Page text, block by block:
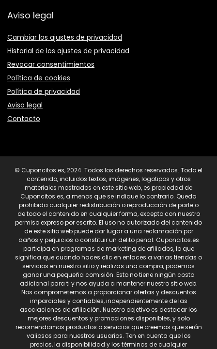
Aviso legal
Cambiar los ajustes de privacidad
Historial de los ajustes de privacidad
Revocar consentimientos
Política de cookies
Política de privacidad
Aviso legal
Contacto
© Cuponcitos.es, 2024. Todos los derechos reservados. Todo el
contenido, incluidos textos, imágenes, logotipos y otros
materiales mostrados en este sitio web, es propiedad de
Cuponcitos.es, a menos que se indique lo contrario. Queda
prohibida cualquier redistribución o reproducción de parte o
de todo el contenido en cualquier forma, excepto con nuestro
permiso expreso por escrito. El uso no autorizado del contenido
de este sitio web puede dar lugar a una reclamación por
daños y perjuicios o constituir un delito penal. Cuponcitos.es
participa en programas de marketing de afiliados, lo que
significa que cuando haces clic en enlaces a varias tiendas o
servicios en nuestro sitio y realizas una compra, podemos
ganar una pequeña comisión. Esto no tiene ningún costo
adicional para ti y nos ayuda a mantener nuestro sitio web.
Nos comprometemos a proporcionar ofertas y descuentos
imparciales y confiables, independientemente de las
asociaciones de afiliación. Nuestro objetivo es destacar los
mejores descuentos y promociones disponibles, y solo
recomendamos productos o servicios que creemos que serán
valiosos para nuestros usuarios. Ten en cuenta que los
precios, la disponibilidad y los términos de cualquier